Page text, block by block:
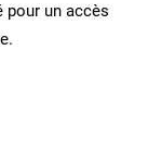
pour un accès